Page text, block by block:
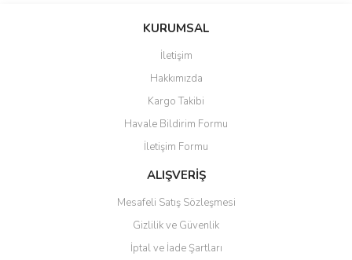
Bu ürüne ilk yorumu siz yapın!
Ürün resmi kalitesiz, bozuk veya görüntülenemiyor.
Ürün açıklamasında eksik bilgiler bulunuyor.
Ürün bilgilerinde hatalar bulunuyor.
Ürün fiyatı diğer sitelerden daha pahalı.
Bu ürüne benzer farklı alternatifler olmalı.
KURUMSAL
İletişim
Hakkımızda
Kargo Takibi
Havale Bildirim Formu
İletişim Formu
ALIŞVERİŞ
Mesafeli Satış Sözleşmesi
Gizlilik ve Güvenlik
İptal ve İade Şartları